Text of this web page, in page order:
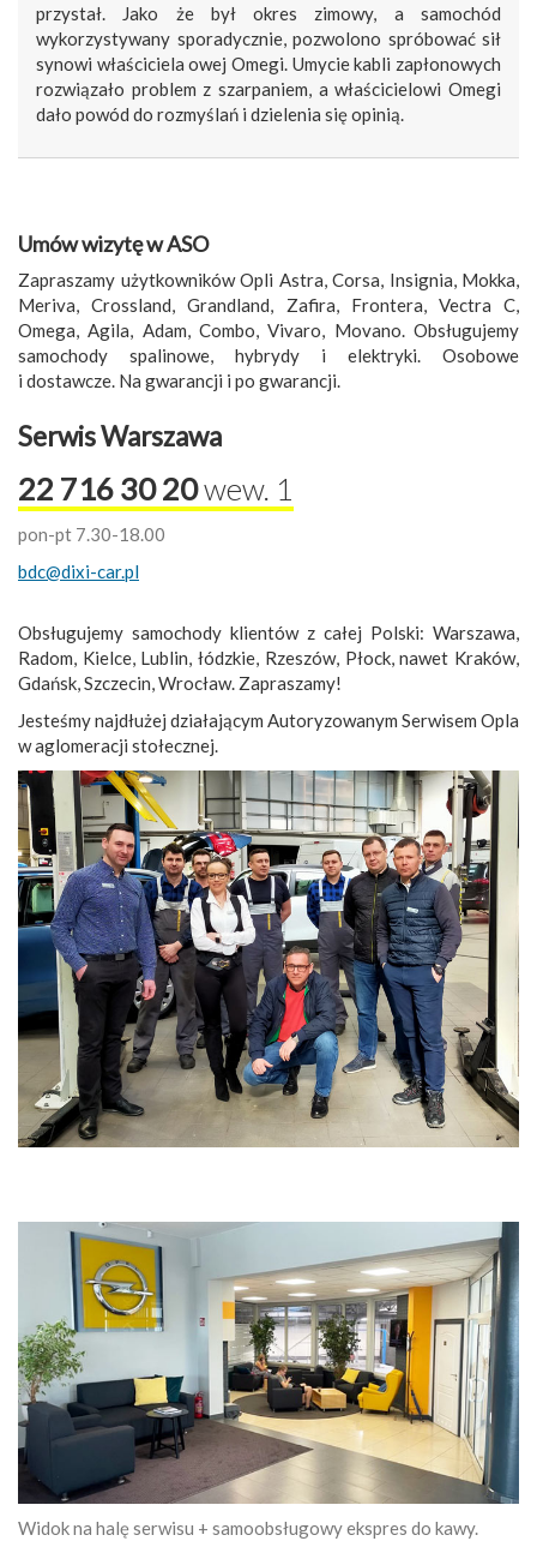
przystał. Jako że był okres zimowy, a samochód
wykorzystywany sporadycznie, pozwolono spróbować sił
synowi właściciela owej Omegi. Umycie kabli zapłonowych
rozwiązało problem z szarpaniem, a właścicielowi Omegi
dało powód do rozmyślań i dzielenia się opinią.
Umów wizytę w ASO
Zapraszamy użytkowników Opli Astra, Corsa, Insignia, Mokka,
Meriva, Crossland, Grandland, Zafira, Frontera, Vectra C,
Omega, Agila, Adam, Combo, Vivaro, Movano. Obsługujemy
samochody spalinowe, hybrydy i elektryki. Osobowe
i dostawcze. Na gwarancji i po gwarancji.
Serwis Warszawa
22 716 30 20wew. 1
pon-pt 7.30-18.00
bdc@dixi-car.pl
Obsługujemy samochody klientów z całej Polski: Warszawa,
Radom, Kielce, Lublin, łódzkie, Rzeszów, Płock, nawet Kraków,
Gdańsk, Szczecin, Wrocław. Zapraszamy!
Jesteśmy najdłużej działającym Autoryzowanym Serwisem Opla
w aglomeracji stołecznej.
Widok na halę serwisu + samoobsługowy ekspres do kawy.